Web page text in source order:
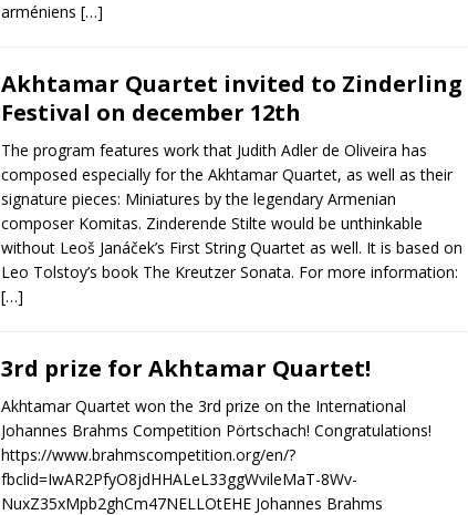
arméniens […]
Akhtamar Quartet invited to Zinderling
Festival on december 12th
The program features work that Judith Adler de Oliveira has
composed especially for the Akhtamar Quartet, as well as their
signature pieces: Miniatures by the legendary Armenian
composer Komitas. Zinderende Stilte would be unthinkable
without Leoš Janáček’s First String Quartet as well. It is based on
Leo Tolstoy’s book The Kreutzer Sonata. For more information:
[…]
3rd prize for Akhtamar Quartet!
Akhtamar Quartet won the 3rd prize on the International
Johannes Brahms Competition Pörtschach! Congratulations!
https://www.brahmscompetition.org/en/?
fbclid=IwAR2PfyO8jdHHALeL33ggWvileMaT-8Wv-
NuxZ35xMpb2ghCm47NELLOtEHE Johannes Brahms